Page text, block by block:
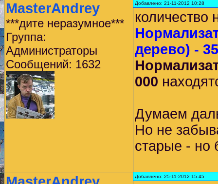
MasterAndrey
***дите неразумное***
Группа:
Администраторы
Сообщений: 1632
Добавлено: 21-11-2012 10:28
количество
дерево) -
000
Думаем
Но не
старые - но
Добавлено: 25-11-2012 15:45